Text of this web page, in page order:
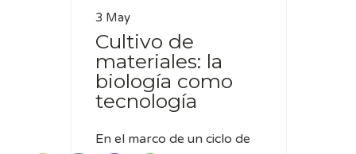
3 May
Cultivo de
materiales: la
biología como
tecnología
En el marco de un ciclo de